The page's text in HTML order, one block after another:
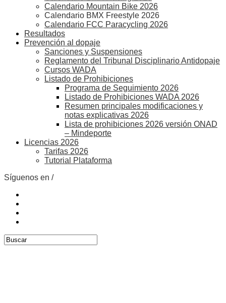
Calendario Mountain Bike 2026
Calendario BMX Freestyle 2026
Calendario FCC Paracycling 2026
Resultados
Prevención al dopaje
Sanciones y Suspensiones
Reglamento del Tribunal Disciplinario Antidopaje
Cursos WADA
Listado de Prohibiciones
Programa de Seguimiento 2026
Listado de Prohibiciones WADA 2026
Resumen principales modificaciones y
notas explicativas 2026
Lista de prohibiciones 2026 versión ONAD
– Mindeporte
Licencias 2026
Tarifas 2026
Tutorial Plataforma
Síguenos en /